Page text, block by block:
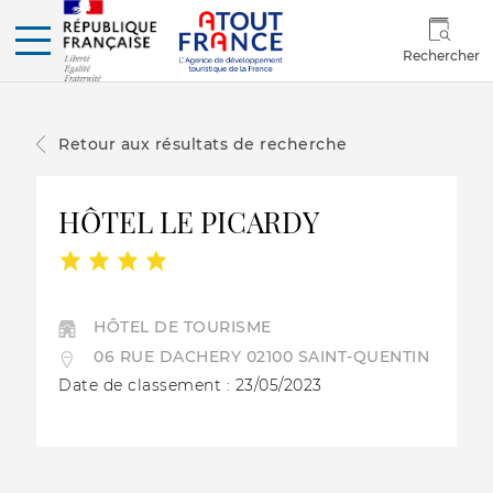
Rechercher
Retour aux résultats de recherche
HÔTEL LE PICARDY
HÔTEL DE TOURISME
06 RUE DACHERY 02100 SAINT-QUENTIN
Date de classement : 23/05/2023